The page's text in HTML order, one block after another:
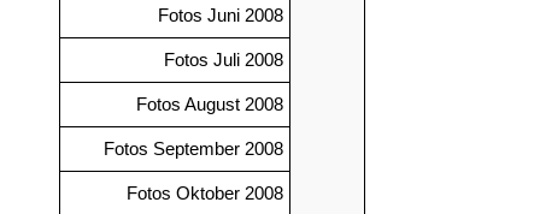
Fotos Juni 2008
Fotos Juli 2008
Fotos August 2008
Fotos September 2008
Fotos Oktober 2008